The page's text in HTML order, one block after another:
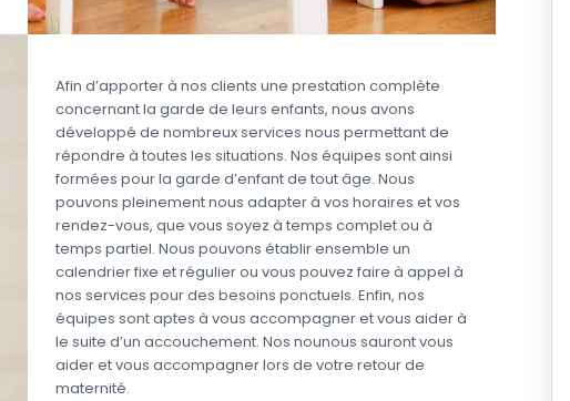
Afin d’apporter à nos clients une prestation complète
concernant la garde de leurs enfants, nous avons
développé de nombreux services nous permettant de
répondre à toutes les situations. Nos équipes sont ainsi
formées pour la garde d’enfant de tout âge. Nous
pouvons pleinement nous adapter à vos horaires et vos
rendez-vous, que vous soyez à temps complet ou à
temps partiel. Nous pouvons établir ensemble un
calendrier fixe et régulier ou vous pouvez faire à appel à
nos services pour des besoins ponctuels. Enfin, nos
équipes sont aptes à vous accompagner et vous aider à
le suite d’un accouchement. Nos nounous sauront vous
aider et vous accompagner lors de votre retour de
maternité.